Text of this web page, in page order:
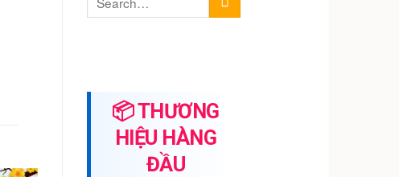
📦 THƯƠNG
HIỆU HÀNG
ĐẦU